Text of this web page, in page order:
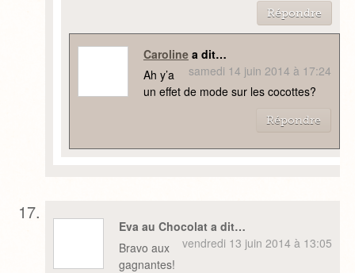
Répondre
Carolinea dit…
samedi 14 juin 2014 à 17:24
Ah y’a
un effet de mode sur les cocottes?
Répondre
Eva au Chocolat a dit…
vendredi 13 juin 2014 à 13:05
Bravo aux
gagnantes!